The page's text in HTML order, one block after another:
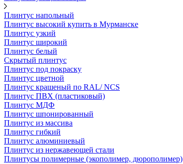
Плинтус напольный
Плинтус высокий купить в Мурманске
Плинтус узкий
Плинтус широкий
Плинтус белый
Скрытый плинтус
Плинтус под покраску
Плинтус цветной
Плинтус крашеный по RAL/ NCS
Плинтус ПВХ (пластиковый)
Плинтус МДФ
Плинтус шпонированный
Плинтус из массива
Плинтус гибкий
Плинтус алюминиевый
Плинтус из нержавеющей стали
Плинтусы полимерные (экополимер, дюрополимер)